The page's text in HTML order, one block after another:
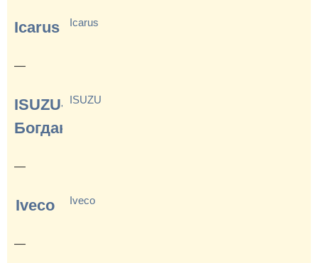
Icarus Icarus
—
ISUZU-
Богдан
ISUZU
—
Iveco Iveco
—